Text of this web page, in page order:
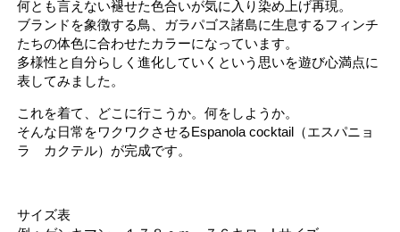
何とも言えない褪せた色合いが気に入り染め上げ再現。
ブランドを象徴する鳥、ガラパゴス諸島に生息するフィンチ
たちの体色に合わせたカラーになっています。
多様性と自分らしく進化していくという思いを遊び心満点に
表してみました。
これを着て、どこに行こうか。何をしようか。
そんな日常をワクワクさせるEspanola cocktail（エスパニョ
ラ カクテル）が完成です。
サイズ表